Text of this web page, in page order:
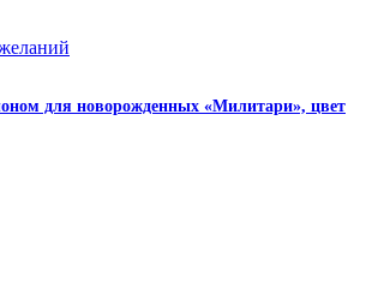
для новорожденных «Милитари», цвет